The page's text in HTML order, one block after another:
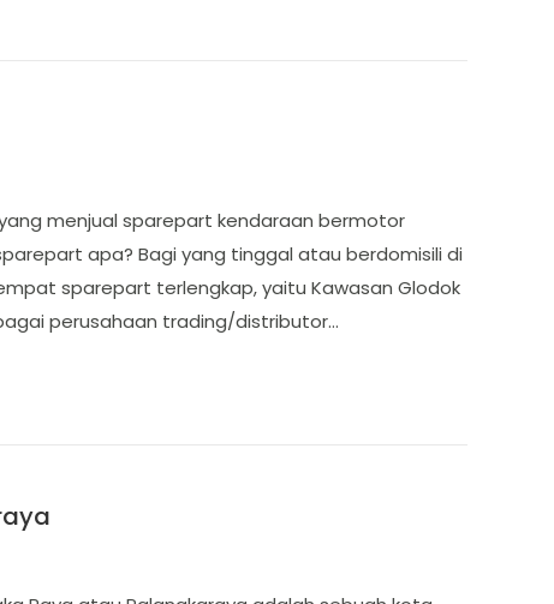
menjual sparepart kendaraan bermotor
apa? Bagi yang tinggal atau berdomisili di
sparepart terlengkap, yaitu Kawasan Glodok
perusahaan trading/distributor…